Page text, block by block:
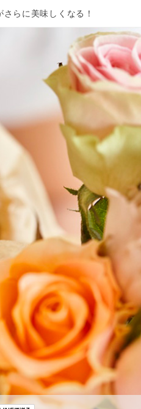
らに美味しくなる！